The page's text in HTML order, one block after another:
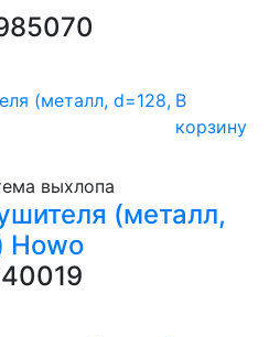
В
корзину
выхлопа
(металл,
Howo